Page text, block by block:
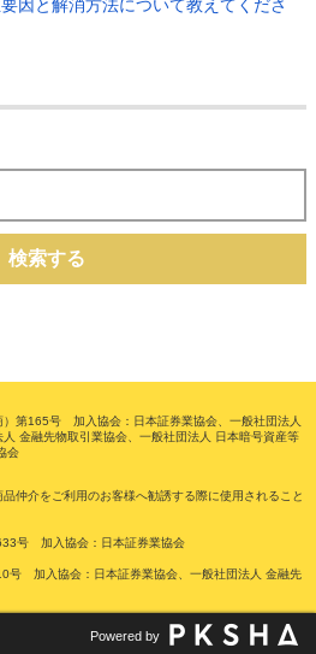
因と解消方法について教えてくださ
検索する
第165号 加入協会：日本証券業協会、一般社団法人
金融先物取引業協会、一般社団法人 日本暗号資産等
会
仲介をご利用のお客様へ勧誘する際に使用されること
号 加入協会：日本証券業協会
号 加入協会：日本証券業協会、一般社団法人 金融先
Powered by